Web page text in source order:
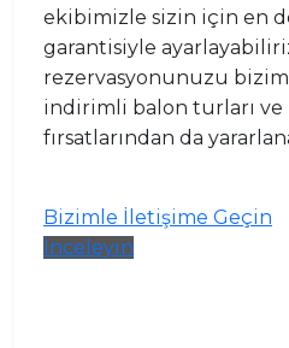
ekibimizle sizin için en
garantisiyle
rezervasyonunuzu
indirimli balon turları ve
fırsatlarından da
Bizimle İletişime Geçin
İnceleyin